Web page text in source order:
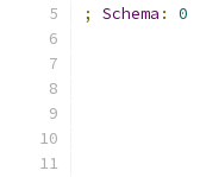
;
Schema :
0